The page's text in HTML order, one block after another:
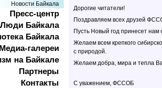
Новости Байкала
Пресс-центр
Люди Байкала
Байкала
Медиа-галереи
на Байкале
Партнеры
Контакты
Дорогие читатели!
Поздравляем всех друзей
Пусть Новый год принесет
Желаем всем крепкого
с природой.
Желаем добра, мира и тепла
С уважением, ФССОБ